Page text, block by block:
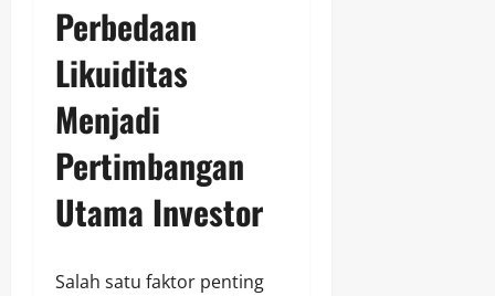
Perbedaan
Likuiditas
Menjadi
Pertimbangan
Utama Investor
Salah satu faktor penting